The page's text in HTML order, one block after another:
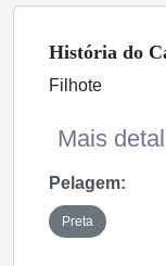
História do
Filhote
Mais
Pelagem:
Preta